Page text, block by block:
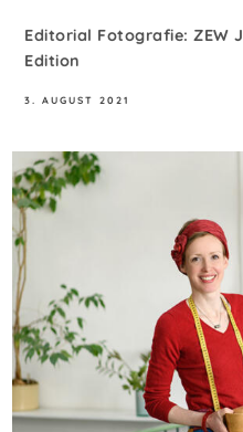
Editorial Fotografie: ZEW
Edition
3. AUGUST 2021